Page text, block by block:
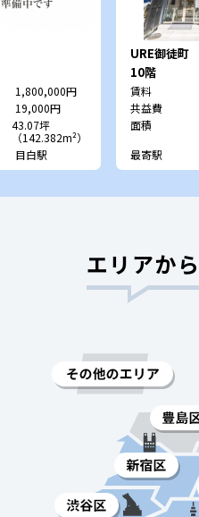
1,800,000円
19,000円
43.07坪
（142.382m²）
目白駅
URE御徒町
10階
賃料
共益費
面積
最寄駅
エリアか